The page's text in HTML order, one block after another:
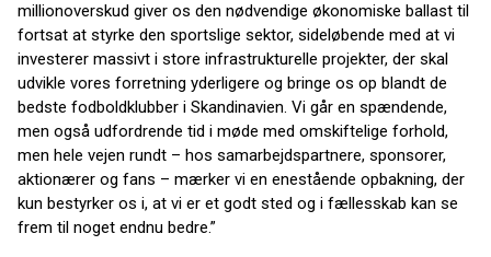
millionoverskud giver os den nødvendige økonomiske ballast til
fortsat at styrke den sportslige sektor, sideløbende med at vi
investerer massivt i store infrastrukturelle projekter, der skal
udvikle vores forretning yderligere og bringe os op blandt de
bedste fodboldklubber i Skandinavien. Vi går en spændende,
men også udfordrende tid i møde med omskiftelige forhold,
men hele vejen rundt – hos samarbejdspartnere, sponsorer,
aktionærer og fans – mærker vi en enestående opbakning, der
kun bestyrker os i, at vi er et godt sted og i fællesskab kan se
frem til noget endnu bedre.”